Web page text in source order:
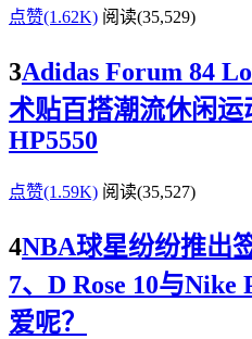
点赞(1.62K) 阅读(35,529)
3Adidas Forum 84
术贴百搭潮流休闲运
HP5550
点赞(1.59K) 阅读(35,527)
4NBA球星纷纷推出
7、D Rose 10与Nike
爱呢？